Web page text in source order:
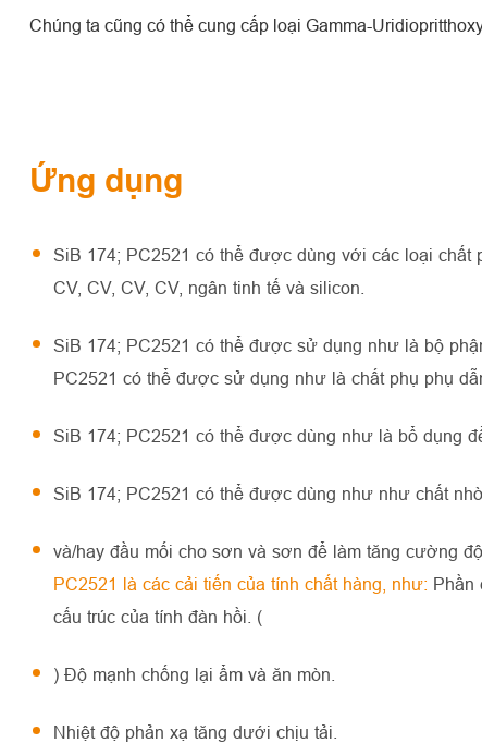
Chúng ta cũng có thể cung cấp loại Gamma-
Ứng dụng
SiB 174; PC2521 có thể được dùng với các loại chất
CV, CV, CV, CV, ngân tinh tế và silicon.
SiB 174; PC2521 có thể được sử dụng như là bộ
PC2521 có thể được sử dụng như là chất phụ phụ
SiB 174; PC2521 có thể được dùng như là bổ dụng
SiB 174; PC2521 có thể được dùng như như chất
và/hay đầu mối cho sơn và sơn để làm tăng cường
PC2521 là các cải tiến của tính chất hàng, như: Phần
cấu trúc của tính đàn hồi. (
) Độ mạnh chống lại ẩm và ăn mòn.
Nhiệt độ phản xạ tăng dưới chịu tải.